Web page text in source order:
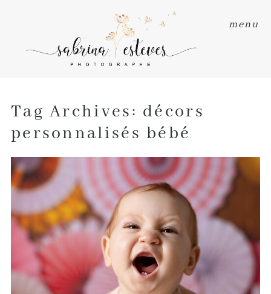
menu
Tag Archives: décors
personnalisés bébé
10 ASTUCES POUR DES PHOTOS
PLEINES D’ÉMOTIONS AVEC BÉBÉ
D’UN AN